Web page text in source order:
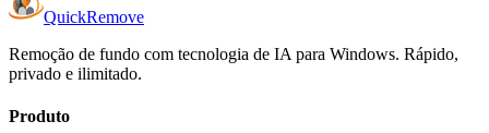
QuickRemove
Remoção de fundo com tecnologia de IA para Windows. Rápido,
privado e ilimitado.
Produto